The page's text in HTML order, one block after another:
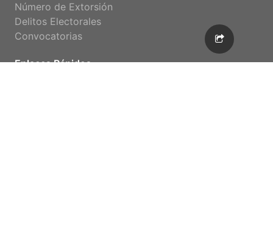
Número de Extorsión
Delitos Electorales
Convocatorias
Enlaces Rápidos